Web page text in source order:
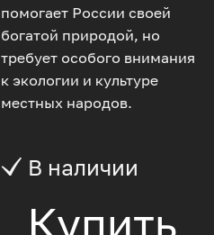
помогает России своей
богатой природой, но
требует особого внимания
к экологии и культуре
местных народов.
В наличии
Купить